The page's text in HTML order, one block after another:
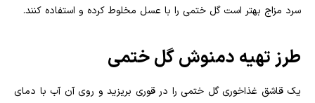
سرد مزاج بهتر است گل ختمی را با عسل مخلوط کرده و استفاده کنند.
طرز تهیه دمنوش گل ختمی
یک قاشق غذاخوری گل ختمی را در قوری بریزید و روی آن آب با دمای